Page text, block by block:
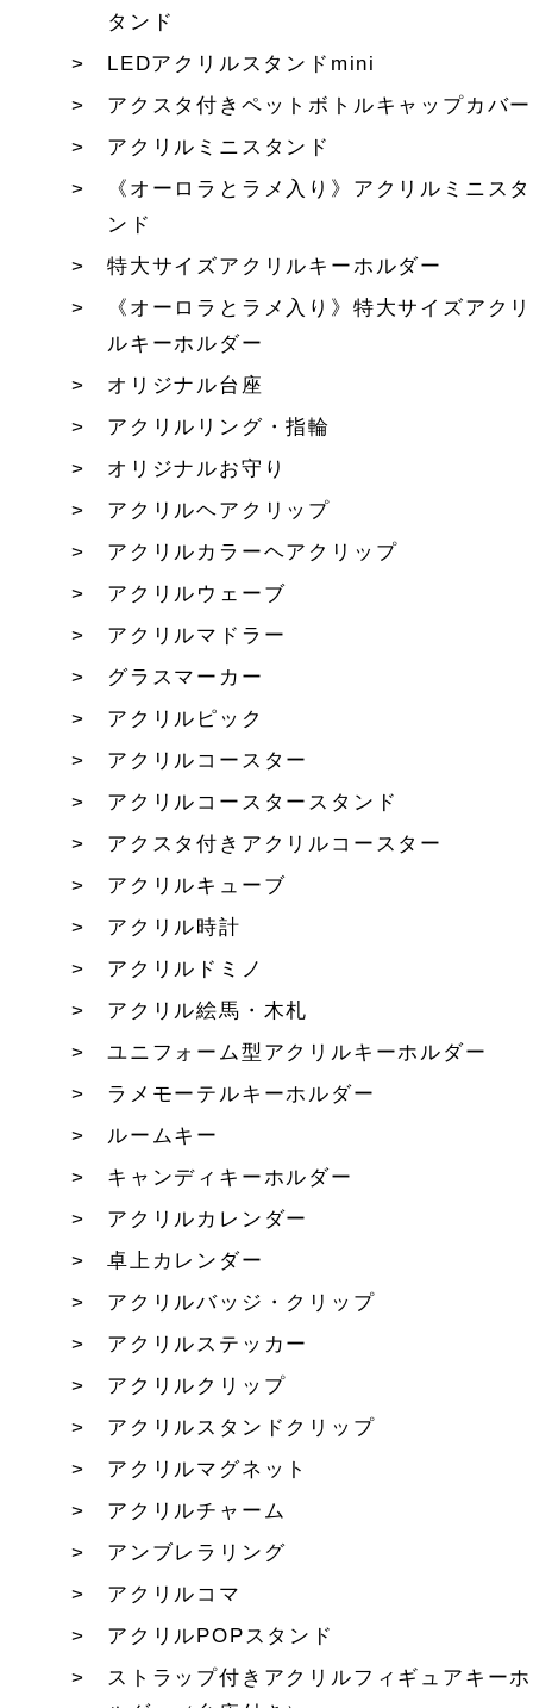
タンド
LEDアクリルスタンドmini
アクスタ付きペットボトルキャップカバー
アクリルミニスタンド
《オーロラとラメ入り》アクリルミニスタ
ンド
特大サイズアクリルキーホルダー
《オーロラとラメ入り》特大サイズアクリ
ルキーホルダー
オリジナル台座
アクリルリング・指輪
オリジナルお守り
アクリルヘアクリップ
アクリルカラーヘアクリップ
アクリルウェーブ
アクリルマドラー
グラスマーカー
アクリルピック
アクリルコースター
アクリルコースタースタンド
アクスタ付きアクリルコースター
アクリルキューブ
アクリル時計
アクリルドミノ
アクリル絵馬・木札
ユニフォーム型アクリルキーホルダー
ラメモーテルキーホルダー
ルームキー
キャンディキーホルダー
アクリルカレンダー
卓上カレンダー
アクリルバッジ・クリップ
アクリルステッカー
アクリルクリップ
アクリルスタンドクリップ
アクリルマグネット
アクリルチャーム
アンブレラリング
アクリルコマ
アクリルPOPスタンド
ストラップ付きアクリルフィギュアキーホ